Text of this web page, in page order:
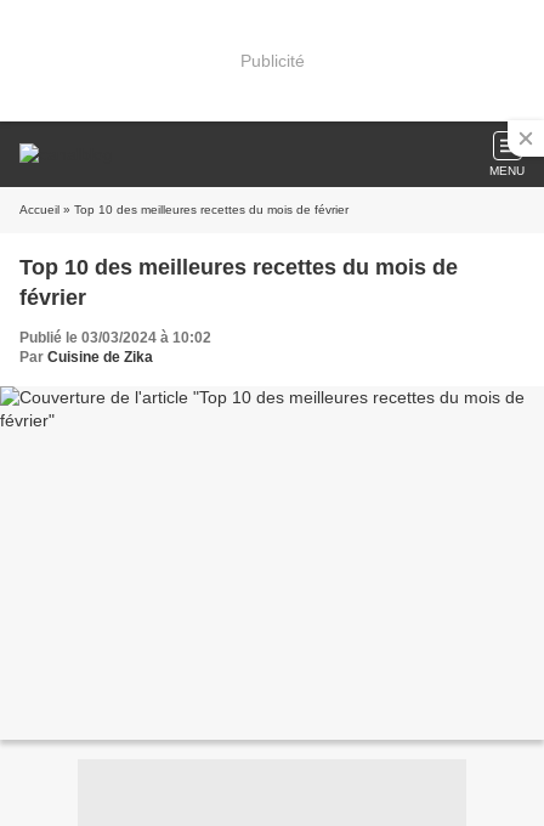
Publicité
MENU
Accueil » Top 10 des meilleures recettes du mois de février
Top 10 des meilleures recettes du mois de
février
Publié le 03/03/2024 à 10:02
Par Cuisine de Zika